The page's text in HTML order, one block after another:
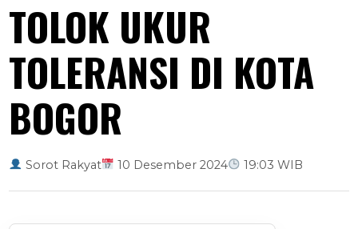
TOLOK UKUR
TOLERANSI DI KOTA
BOGOR
Sorot Rakyat 10 Desember 2024 19:03 WIB